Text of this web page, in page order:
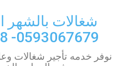
contentشغالات بالشهر
0593067679- 0592648308
نوفر خدمه تأجير شغالات